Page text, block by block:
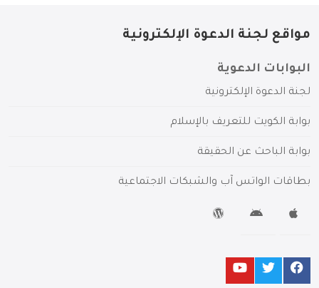
مواقع لجنة الدعوة الإلكترونية
البوابات الدعوية
لجنة الدعوة الإلكترونية
بوابة الكويت للتعريف بالإسلام
بوابة الباحث عن الحقيقة
بطاقات الواتس آب والشبكات الاجتماعية